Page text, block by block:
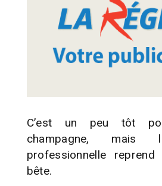
C’est un peu tôt
champagne, mais
professionnelle
bête.